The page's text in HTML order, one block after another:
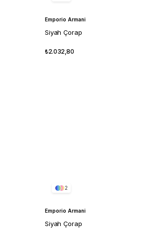
Emporio Armani
Siyah Çorap
₺2.032,80
2
Emporio Armani
Siyah Çorap